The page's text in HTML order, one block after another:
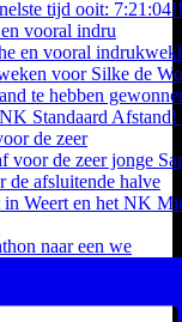
vooral indru
de zeer
naar een we